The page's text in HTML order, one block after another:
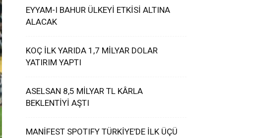
EYYAM-I BAHUR ÜLKEYİ ETKİSİ ALTINA
ALACAK
KOÇ İLK YARIDA 1,7 MİLYAR DOLAR
YATIRIM YAPTI
ASELSAN 8,5 MİLYAR TL KÂRLA
BEKLENTİYİ AŞTI
MANİFEST SPOTIFY TÜRKİYE’DE İLK ÜÇÜ